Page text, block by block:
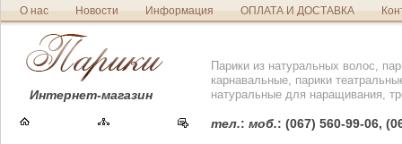
О нас Новости Информация ОПЛАТА И ДОСТАВКА
Интернет-магазин
Парики из натуральных волос,
карнавальные, парики
натуральные для наращивания,
тел.: моб.: (067) 560-99-06,